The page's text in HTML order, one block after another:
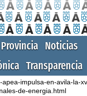
Provincia Noticias
Transparencia
apea-impulsa-en-avila-la-
de-energia.html